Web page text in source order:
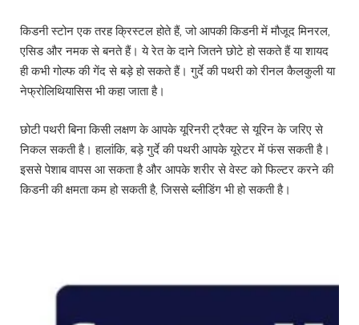
किडनी स्टोन एक तरह क्रिस्टल होते हैं, जो आपकी किडनी में मौजूद मिनरल,
एसिड और नमक से बनते हैं। ये रेत के दाने जितने छोटे हो सकते हैं या शायद
ही कभी गोल्फ की गेंद से बड़े हो सकते हैं। गुर्दे की पथरी को रीनल कैलकुली या
नेफ्रोलिथियासिस भी कहा जाता है।
छोटी पथरी बिना किसी लक्षण के आपके यूरिनरी ट्रैक्ट से यूरिन के जरिए से
निकल सकती है। हालांकि, बड़े गुर्दे की पथरी आपके यूरेटर में फंस सकती है।
इससे पेशाब वापस आ सकता है और आपके शरीर से वेस्ट को फिल्टर करने की
किडनी की क्षमता कम हो सकती है, जिससे ब्लीडिंग भी हो सकती है।